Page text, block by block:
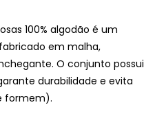
100% algodão é um
em malha,
O conjunto possui
durabilidade e evita
formem).